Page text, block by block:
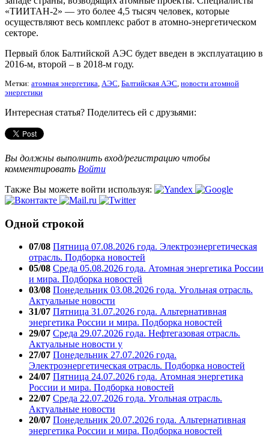
«ТИИТАН-2» — это более 4,5 тысяч человек, которые
осуществляют весь комплекс работ в атомно-энергетическом
секторе.
Первый блок Балтийской АЭС будет введен в эксплуатацию в
2016-м, второй – в 2018-м году.
Метки: атомная энергетика, АЭС, Балтийская АЭС, новости атомной
энергетики
Интересная статья? Поделитесь ей с друзьями:
Вы должны выполнить вход/регистрацию чтобы
комментировать Войти
Также Вы можете войти используя:
Одной строкой
07/08 Пятница 07.08.2026 года. Электроэнергетическая
отрасль. Подборка новостей
05/08 Среда 05.08.2026 года. Атомная энергетика России
и мира. Подборка новостей
03/08 Понедельник 03.08.2026 года. Угольная отрасль.
Актуальные новости
31/07 Пятница 31.07.2026 года. Альтернативная
энергетика России и мира. Подборка новостей
29/07 Среда 29.07.2026 года. Нефтегазовая отрасль.
Актуальные новости у
27/07 Понедельник 27.07.2026 года.
Электроэнергетическая отрасль. Подборка новостей
24/07 Пятница 24.07.2026 года. Атомная энергетика
России и мира. Подборка новостей
22/07 Среда 22.07.2026 года. Угольная отрасль.
Актуальные новости
20/07 Понедельник 20.07.2026 года. Альтернативная
энергетика России и мира. Подборка новостей